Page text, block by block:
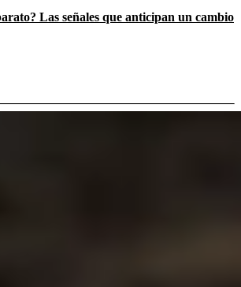
Las señales que anticipan un cambio